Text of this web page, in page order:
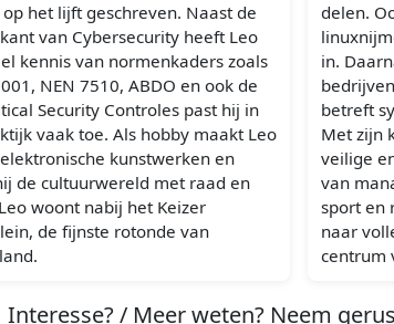
op het lijft geschreven. Naast de
van Cybersecurity heeft Leo
kennis van normenkaders zoals
NEN 7510, ABDO en ook de
Security Controles past hij in
vaak toe. Als hobby maakt Leo
kunstwerken en
de cultuurwereld met raad en
woont nabij het Keizer
de fijnste rotonde van
delen.
in.
betreft
Met zijn
veilige
van
sport en
naar
centrum
Interesse? / Meer weten? Neem